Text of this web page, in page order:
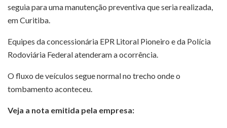
seguia para uma manutenção preventiva que seria realizada,
em Curitiba.
Equipes da concessionária EPR Litoral Pioneiro e da Polícia
Rodoviária Federal atenderam a ocorrência.
O fluxo de veículos segue normal no trecho onde o
tombamento aconteceu.
Veja a nota emitida pela empresa: